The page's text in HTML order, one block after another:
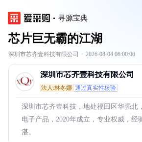
寻源宝典
芯片巨无霸的江湖
深圳市芯齐壹科技有限公司 · 2026-08-04 08:00:00
深圳市芯齐壹科技有限公司
法人:林冬娜 通过真实性核验
深圳市芯齐壹科技，地处福田区华强北
电子产品，2020年成立，专业权威，经
湛。